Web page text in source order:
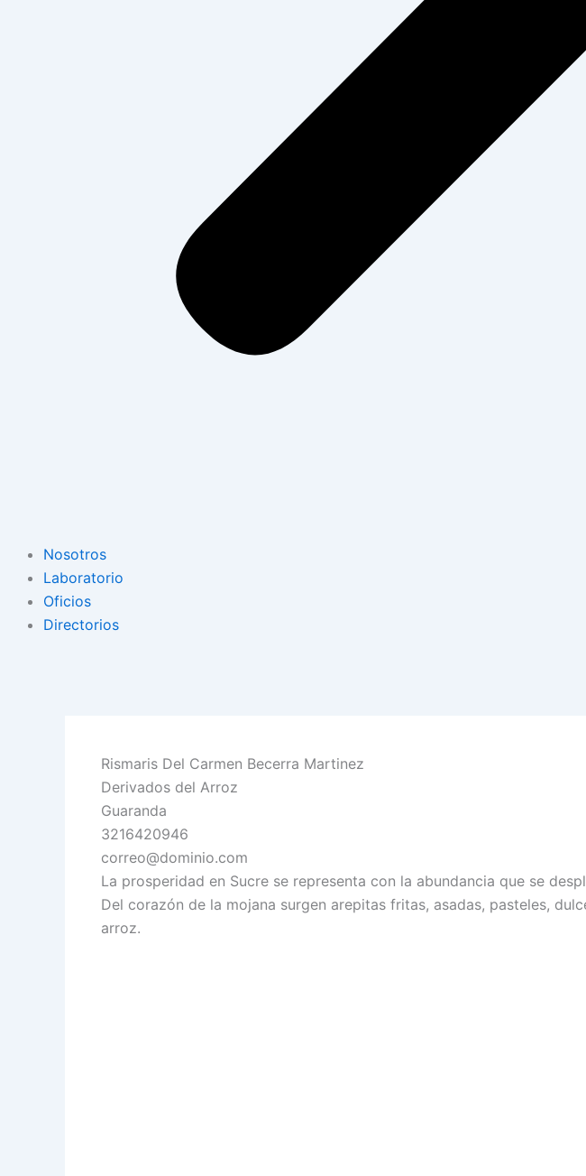
Nosotros
Laboratorio
Oficios
Directorios
Rismaris Del Carmen Becerra Martinez
Derivados del Arroz
Guaranda
3216420946
correo@dominio.com
La prosperidad en Sucre se representa con la abundancia que se
Del corazón de la mojana surgen arepitas fritas, asadas, pasteles,
arroz.